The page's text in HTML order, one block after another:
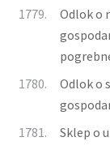
1779.
Odlok o
1780.
Odlok o
1781.
Sklep o